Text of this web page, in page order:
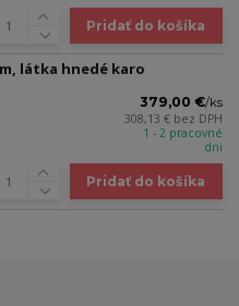
Pridať do košíka
látka hnedé karo
379,00 €/ks
308,13 € bez DPH
1 - 2 pracovné
dni
Pridať do košíka